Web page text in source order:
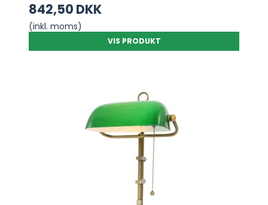
842,50 DKK
(inkl. moms)
VIS PRODUKT